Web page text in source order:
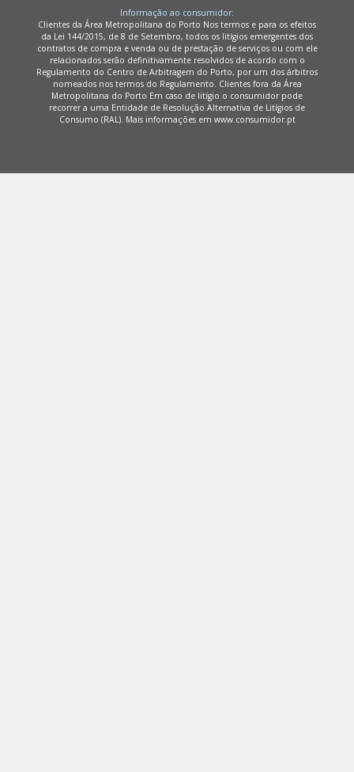
Informação ao consumidor:
Clientes da Área Metropolitana do Porto Nos termos e para os efeitos
da Lei 144/2015, de 8 de Setembro, todos os litígios emergentes dos
contratos de compra e venda ou de prestação de serviços ou com ele
relacionados serão definitivamente resolvidos de acordo com o
Regulamento do Centro de Arbitragem do Porto, por um dos árbitros
nomeados nos termos do Regulamento. Clientes fora da Área
Metropolitana do Porto Em caso de litígio o consumidor pode
recorrer a uma Entidade de Resolução Alternativa de Litígios de
Consumo (RAL). Mais informações em www.consumidor.pt